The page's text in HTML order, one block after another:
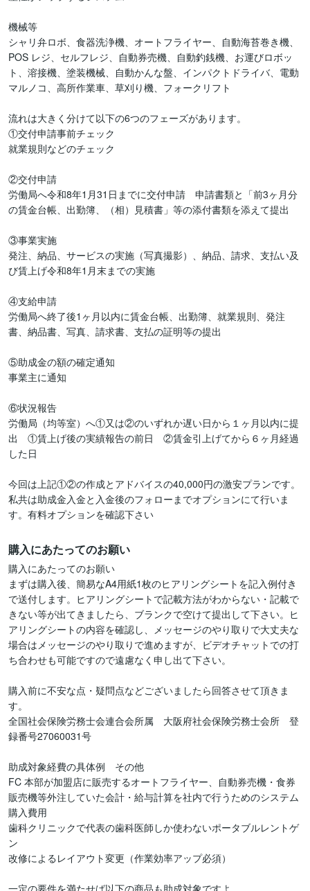
機械等
シャリ弁ロボ、食器洗浄機、オートフライヤー、自動海苔巻き機、
POS レジ、セルフレジ、自動券売機、自動釣銭機、お運びロボッ
ト、溶接機、塗装機械、自動かんな盤、インパクトドライバ、電動
マルノコ、高所作業車、草刈り機、フォークリフト
流れは大きく分けて以下の6つのフェーズがあります。
①交付申請事前チェック
就業規則などのチェック
②交付申請
労働局へ令和8年1月31日までに交付申請　申請書類と「前3ヶ月分
の賃金台帳、出勤簿、（相）見積書」等の添付書類を添えて提出
③事業実施
発注、納品、サービスの実施（写真撮影）、納品、請求、支払い及
び賃上げ令和8年1月末までの実施
④支給申請
労働局へ終了後1ヶ月以内に賃金台帳、出勤簿、就業規則、発注
書、納品書、写真、請求書、支払の証明等の提出
⑤助成金の額の確定通知
事業主に通知
⑥状況報告
労働局（均等室）へ①又は②のいずれか遅い日から１ヶ月以内に提
出　①賃上げ後の実績報告の前日　②賃金引上げてから６ヶ月経過
した日
今回は上記①②の作成とアドバイスの40,000円の激安プランです。
私共は助成金入金と入金後のフォローまでオプションにて行いま
す。有料オプションを確認下さい
購入にあたってのお願い
購入にあたってのお願い
まずは購入後、簡易なA4用紙1枚のヒアリングシートを記入例付き
で送付します。ヒアリングシートで記載方法がわからない・記載で
きない等が出てきましたら、ブランクで空けて提出して下さい。ヒ
アリングシートの内容を確認し、メッセージのやり取りで大丈夫な
場合はメッセージのやり取りで進めますが、ビデオチャットでの打
ち合わせも可能ですので遠慮なく申し出て下さい。
購入前に不安な点・疑問点などございましたら回答させて頂きま
す。
全国社会保険労務士会連合会所属　大阪府社会保険労務士会所　登
録番号27060031号
助成対象経費の具体例　その他
FC 本部が加盟店に販売するオートフライヤー、自動券売機・食券
販売機等外注していた会計・給与計算を社内で行うためのシステム
購入費用
歯科クリニックで代表の歯科医師しか使わないポータブルレントゲ
ン
改修によるレイアウト変更（作業効率アップ必須）